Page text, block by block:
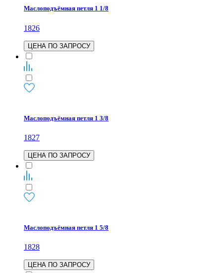
Маслоподъёмная петля 1 1/8
1826
ЦЕНА ПО ЗАПРОСУ
Маслоподъёмная петля 1 3/8
1827
ЦЕНА ПО ЗАПРОСУ
Маслоподъёмная петля 1 5/8
1828
ЦЕНА ПО ЗАПРОСУ